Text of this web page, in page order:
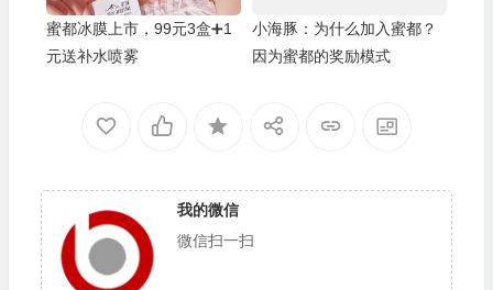
蜜都冰膜上市，99元3盒➕1
元送补水喷雾
小海豚：为什么加入蜜都？
因为蜜都的奖励模式
我的微信
微信扫一扫